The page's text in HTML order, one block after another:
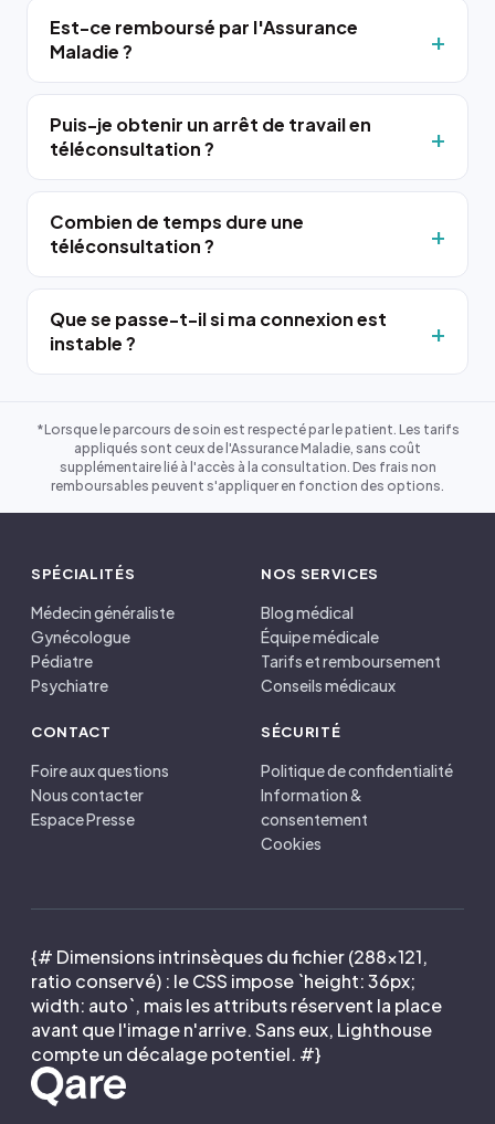
Est-ce remboursé par l'Assurance
Maladie ?
Puis-je obtenir un arrêt de travail en
téléconsultation ?
Combien de temps dure une
téléconsultation ?
Que se passe-t-il si ma connexion est
instable ?
*Lorsque le parcours de soin est respecté par le patient. Les tarifs
appliqués sont ceux de l'Assurance Maladie, sans coût
supplémentaire lié à l'accès à la consultation. Des frais non
remboursables peuvent s'appliquer en fonction des options.
SPÉCIALITÉS
Médecin généraliste
Gynécologue
Pédiatre
Psychiatre
NOS SERVICES
Blog médical
Équipe médicale
Tarifs et remboursement
Conseils médicaux
CONTACT
Foire aux questions
Nous contacter
Espace Presse
SÉCURITÉ
Politique de confidentialité
Information &
consentement
Cookies
{# Dimensions intrinsèques du fichier (288×121,
ratio conservé) : le CSS impose `height: 36px;
width: auto`, mais les attributs réservent la place
avant que l'image n'arrive. Sans eux, Lighthouse
compte un décalage potentiel. #}